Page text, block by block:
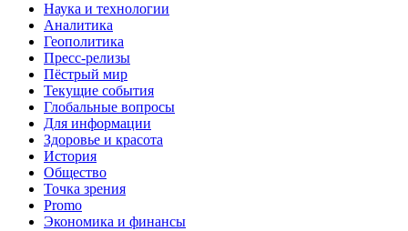
Наука и технологии
Аналитика
Геополитика
Пресс-релизы
Пёстрый мир
Текущие события
Глобальные вопросы
Для информации
Здоровье и красота
История
Общество
Точка зрения
Promo
Экономика и финансы